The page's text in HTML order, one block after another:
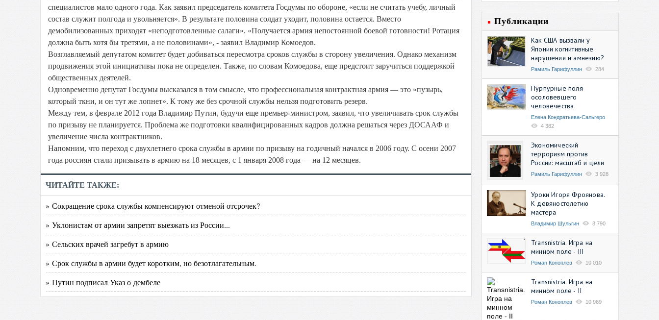
специалистов мало одного года. Как заявил председатель комитета Госдумы по обороне, «если не считать учебу, личный
состав служит полгода и увольняется». В результате половина солдат уходит, половина остается. Вместо
демобилизованных приходят «неподготовленные салаги». «Получается армия непостоянной боевой готовности! Ротация
должна быть хотя бы третями, а не половинами», - заявил Владимир Комоедов.
Возглавляемый депутатом комитет будет добиваться пересмотра сроков службы в сторону увеличения. Однако механизм
продвижения этой инициативы пока не определен. Также, по словам Комоедова, еще предстоит заручиться поддержкой
общественных деятелей.
Одновременно депутат Госдумы высказался в том смысле, что профессиональная контрактная армия — это «пузырь,
который ткни, и он тут же лопнет». К тому же без срочной службы нельзя подготовить резерв.
Между тем, в феврале 2012 года Владимир Путин, будучи еще премьер-министром, заявил, что увеличивать срок службы
по призыву не планируется. Проблема же подготовки квалифицированных кадров должна решаться через ДОСААФ и
увеличение числа контрактников.
Напомним, что переход с двухлетнего срока службы в армии по призыву на годичный начался в 2006 году. С осени 2007
года россиян стали призывать в армию на 18 месяцев, с 1 января 2008 года — на 12 месяцев.
ЧИТАЙТЕ ТАКЖЕ:
» Сокращение срока службы компенсируют отменой отсрочек?
» Уклонистам от армии запретят выезжать из России...
» Сельских врачей загребут в армию
» Срок службы в армии будет коротким, но безотлагательным.
» Путин подписал Указ о дембеле
Публикации
Как США вызвали у
Японии когнитивные
нарушения и амнезию?
Рамиль Гарифуллин 284
Пурпурные поля
осоловевшего
человечества
Елена Кондратьева-Сальгеро
4 382
Экономический
терроризм против
России: масштаб и цели
Рамиль Гарифуллин 3 928
Уроки Игоря Фроянова.
К девяностолетию
мастера
Владимир Шульгин 8 790
Transnistria. Игра на
минном поле - III
Роман Коноплев 10 010
Transnistria. Игра на
минном поле - II
Роман Коноплев 10 969